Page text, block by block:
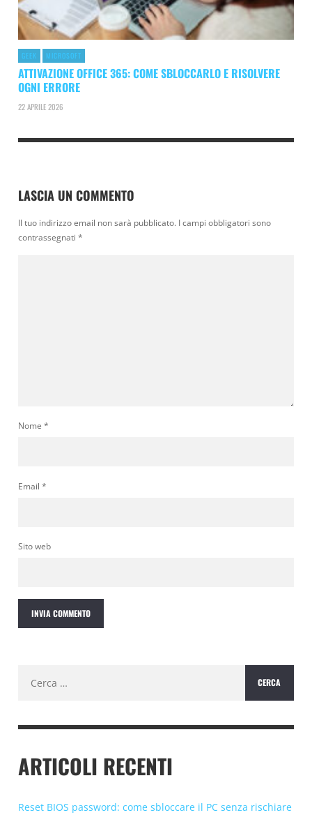
GEEK MICROSOFT
ATTIVAZIONE OFFICE 365: COME SBLOCCARLO E RISOLVERE
OGNI ERRORE
22 APRILE 2026
LASCIA UN COMMENTO
Il tuo indirizzo email non sarà pubblicato. I campi obbligatori sono
contrassegnati *
Nome *
Email *
Sito web
per:
ARTICOLI RECENTI
Reset BIOS password: come sbloccare il PC senza rischiare